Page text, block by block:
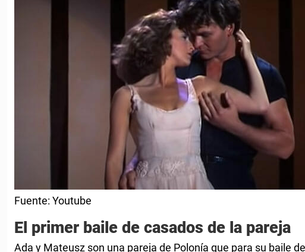
Fuente: Youtube
El primer baile de casados de la pareja
Ada y Mateusz son una pareja de Polonía que para su baile